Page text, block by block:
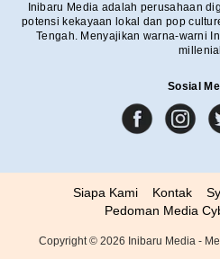
Inibaru Media adalah perusahaan
potensi kekayaan lokal dan pop
Tengah. Menyajikan warna-warni
Sosial
Siapa Kami Kontak
Pedoman Media
Copyright © 2026 Inibaru Media -